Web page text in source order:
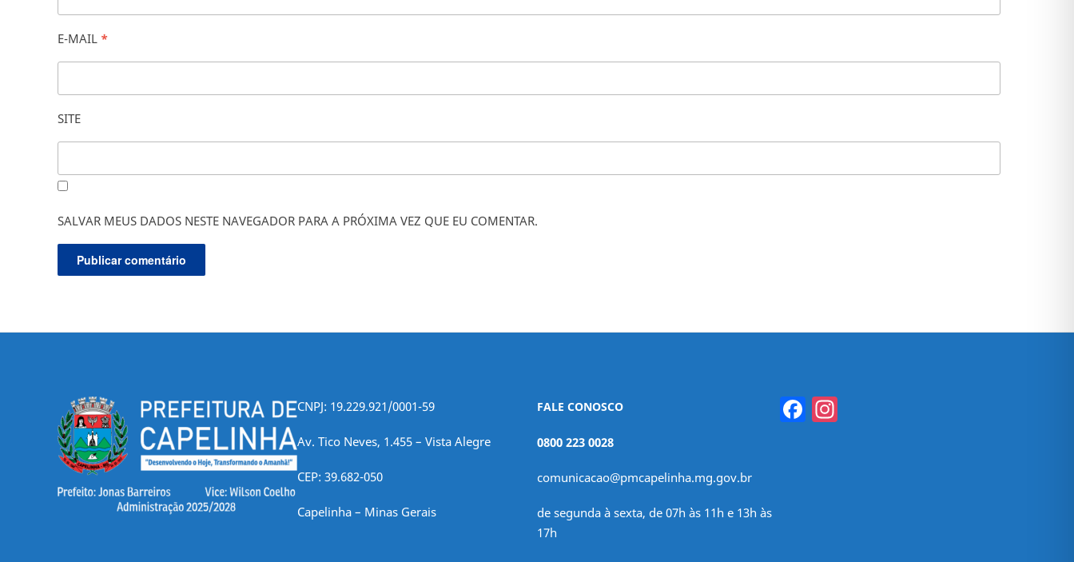
E-MAIL *
SITE
SALVAR MEUS DADOS NESTE NAVEGADOR PARA A PRÓXIMA VEZ QUE EU COMENTAR.
CNPJ: 19.229.921/0001-59
Av. Tico Neves, 1.455 – Vista Alegre
CEP: 39.682-050
Capelinha – Minas Gerais
FALE CONOSCO
0800 223 0028
comunicacao@pmcapelinha.mg.gov.br
de segunda à sexta, de 07h às 11h e 13h às
17h
Facebook